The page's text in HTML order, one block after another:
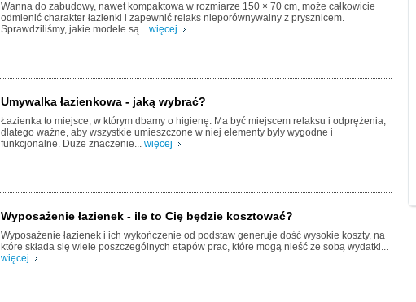
Wanna do zabudowy, nawet kompaktowa w rozmiarze 150 × 70 cm, może całkowicie
odmienić charakter łazienki i zapewnić relaks nieporównywalny z prysznicem.
Sprawdziliśmy, jakie modele są... więcej
Umywalka łazienkowa - jaką wybrać?
Łazienka to miejsce, w którym dbamy o higienę. Ma być miejscem relaksu i odprężenia,
dlatego ważne, aby wszystkie umieszczone w niej elementy były wygodne i
funkcjonalne. Duże znaczenie... więcej
Wyposażenie łazienek - ile to Cię będzie kosztować?
Wyposażenie łazienek i ich wykończenie od podstaw generuje dość wysokie koszty, na
które składa się wiele poszczególnych etapów prac, które mogą nieść ze sobą wydatki...
więcej